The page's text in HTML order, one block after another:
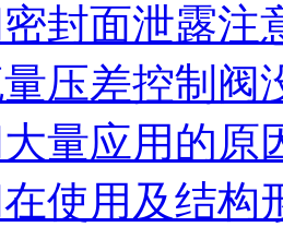
封面泄露注
压差控制
量应用的原
使用及结构